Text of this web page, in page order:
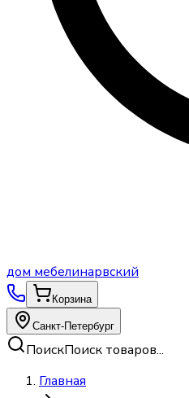
доммебелинарвский
Корзина
Санкт-Петербург
ПоискПоиск товаров...
Главная